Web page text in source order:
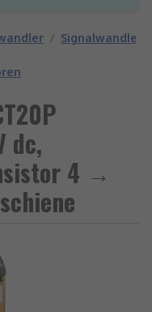
/ Signalwandler
dc,
4 →